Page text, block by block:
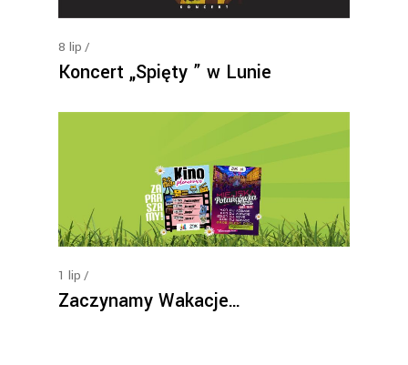
8 lip
Koncert „Spięty ” w Lunie
1 lip
Zaczynamy Wakacje…